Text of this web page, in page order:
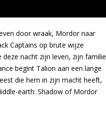
door wraak, Mordor naar
Captains op brute wijze
deze nacht zijn leven, zijn familie
begint Talion aan een lange
die hem in zijn macht heeft,
earth: Shadow of Mordor